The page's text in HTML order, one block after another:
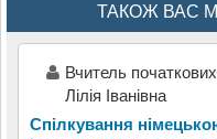
ТАКОЖ ВАС
Вчитель
Лілія Іванівна
Спілкування